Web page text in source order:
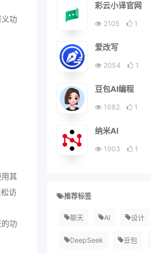
功
其
访
功
彩云小译官网
2105 1
爱改写
2054 1
豆包AI编程
1982 1
纳米AI
1903 1
推荐标签
聊天 AI 设计
DeepSeek 豆包